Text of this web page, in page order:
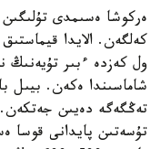
كەلگەن. الايدا
تەڭگەگە دەيىن
تۇسەتىن پايدانى قوسا